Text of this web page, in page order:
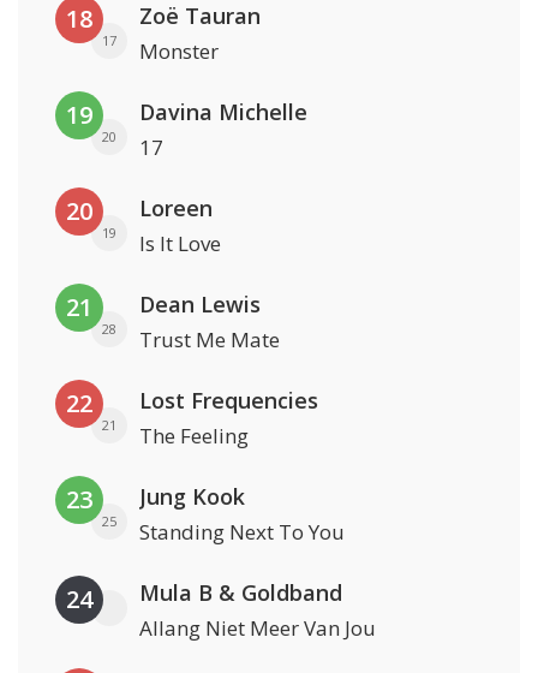
18
17
Zoë Tauran
Monster
19
20
Davina Michelle
17
20
19
Loreen
Is It Love
21
28
Dean Lewis
Trust Me Mate
22
21
Lost Frequencies
The Feeling
23
25
Jung Kook
Standing Next To You
24 Mula B & Goldband
Allang Niet Meer Van Jou